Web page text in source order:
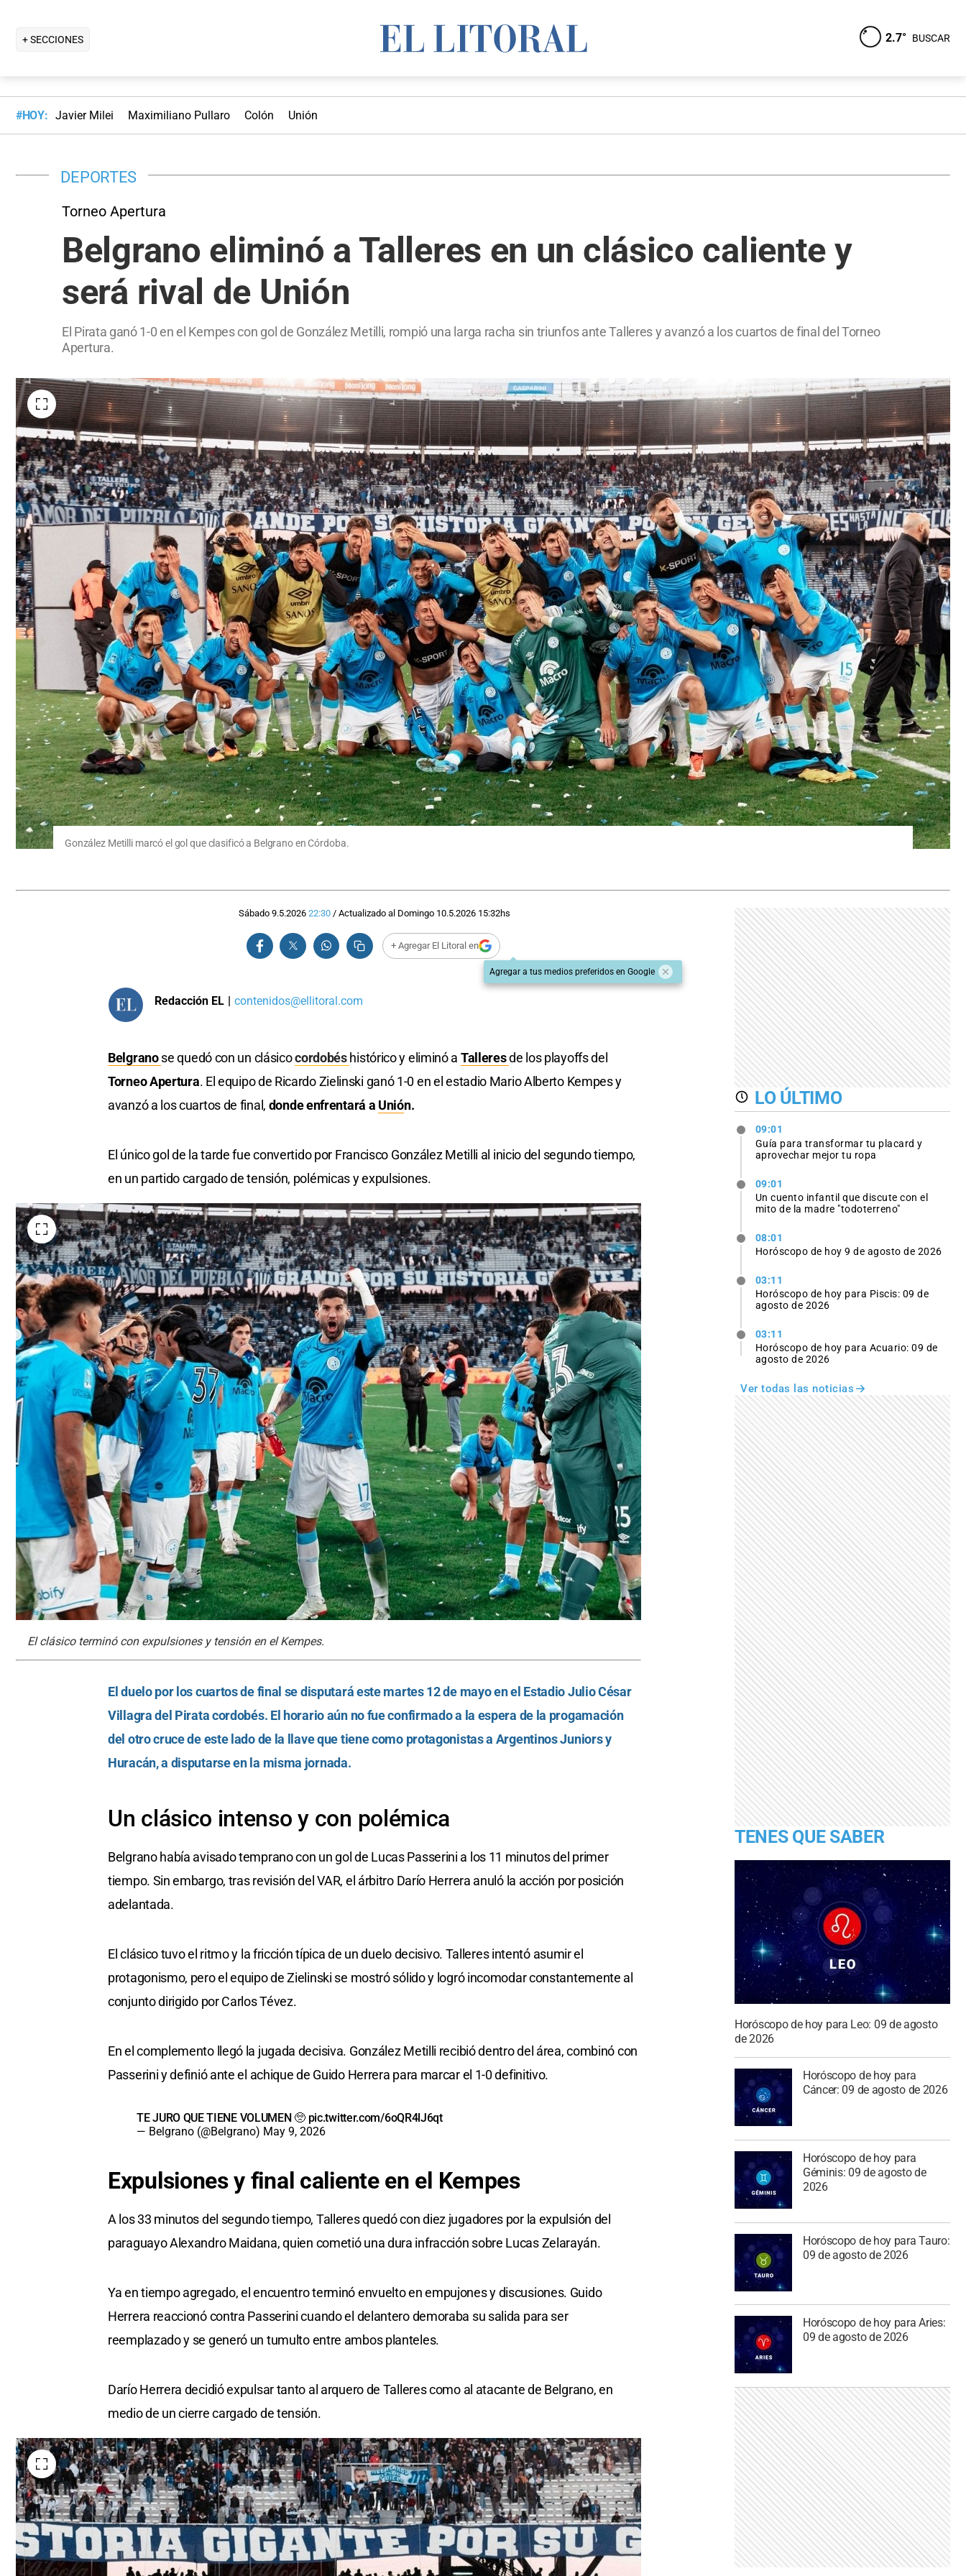
+ SECCIONES 2.7° BUSCAR
#HOY: Javier Milei Maximiliano Pullaro Colón Unión
DEPORTES
Torneo Apertura
Belgrano eliminó a Talleres en un clásico caliente y
será rival de Unión
El Pirata ganó 1-0 en el Kempes con gol de González Metilli, rompió una larga racha sin triunfos ante Talleres y avanzó a los cuartos de final del Torneo
Apertura.
González Metilli marcó el gol que clasificó a Belgrano en Córdoba.
Sábado 9.5.2026 22:30 / Actualizado al Domingo 10.5.2026 15:32hs
+ Agregar El Litoral en
Agregar a tus medios preferidos en Google
Redacción EL | contenidos@ellitoral.com
Belgranose quedó con un clásicocordobéshistórico y eliminó a Talleresde los playoffs del
Torneo Apertura. El equipo de Ricardo Zielinski ganó 1-0 en el estadio Mario Alberto Kempes y
avanzó a los cuartos de final, donde enfrentará a Unión.
El único gol de la tarde fue convertido por Francisco González Metilli al inicio del segundo tiempo,
en un partido cargado de tensión, polémicas y expulsiones.
El clásico terminó con expulsiones y tensión en el Kempes.
El duelo por los cuartos de final se disputará este martes 12 de mayo en el Estadio Julio César
Villagra del Pirata cordobés. El horario aún no fue confirmado a la espera de la progamación
del otro cruce de este lado de la llave que tiene como protagonistas a Argentinos Juniors y
Huracán, a disputarse en la misma jornada.
Un clásico intenso y con polémica
Belgrano había avisado temprano con un gol de Lucas Passerini a los 11 minutos del primer
tiempo. Sin embargo, tras revisión del VAR, el árbitro Darío Herrera anuló la acción por posición
adelantada.
El clásico tuvo el ritmo y la fricción típica de un duelo decisivo. Talleres intentó asumir el
protagonismo, pero el equipo de Zielinski se mostró sólido y logró incomodar constantemente al
conjunto dirigido por Carlos Tévez.
En el complemento llegó la jugada decisiva. González Metilli recibió dentro del área, combinó con
Passerini y definió ante el achique de Guido Herrera para marcar el 1-0 definitivo.
TE JURO QUE TIENE VOLUMEN 🥺 pic.twitter.com/6oQR4lJ6qt
— Belgrano (@Belgrano) May 9, 2026
Expulsiones y final caliente en el Kempes
A los 33 minutos del segundo tiempo, Talleres quedó con diez jugadores por la expulsión del
paraguayo Alexandro Maidana, quien cometió una dura infracción sobre Lucas Zelarayán.
Ya en tiempo agregado, el encuentro terminó envuelto en empujones y discusiones. Guido
Herrera reaccionó contra Passerini cuando el delantero demoraba su salida para ser
reemplazado y se generó un tumulto entre ambos planteles.
Darío Herrera decidió expulsar tanto al arquero de Talleres como al atacante de Belgrano, en
medio de un cierre cargado de tensión.
LO ÚLTIMO
09:01
Guía para transformar tu placard y
aprovechar mejor tu ropa
09:01
Un cuento infantil que discute con el
mito de la madre "todoterreno"
08:01
Horóscopo de hoy 9 de agosto de 2026
03:11
Horóscopo de hoy para Piscis: 09 de
agosto de 2026
03:11
Horóscopo de hoy para Acuario: 09 de
agosto de 2026
Ver todas las noticias
TENES QUE SABER
Horóscopo de hoy para Leo: 09 de agosto
de 2026
Horóscopo de hoy para
Cáncer: 09 de agosto de 2026
Horóscopo de hoy para
Géminis: 09 de agosto de
2026
Horóscopo de hoy para Tauro:
09 de agosto de 2026
Horóscopo de hoy para Aries:
09 de agosto de 2026